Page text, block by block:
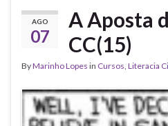
AGO
07
A Aposta
CC(15)
ByMarinho Lopes in Cursos, Literacia